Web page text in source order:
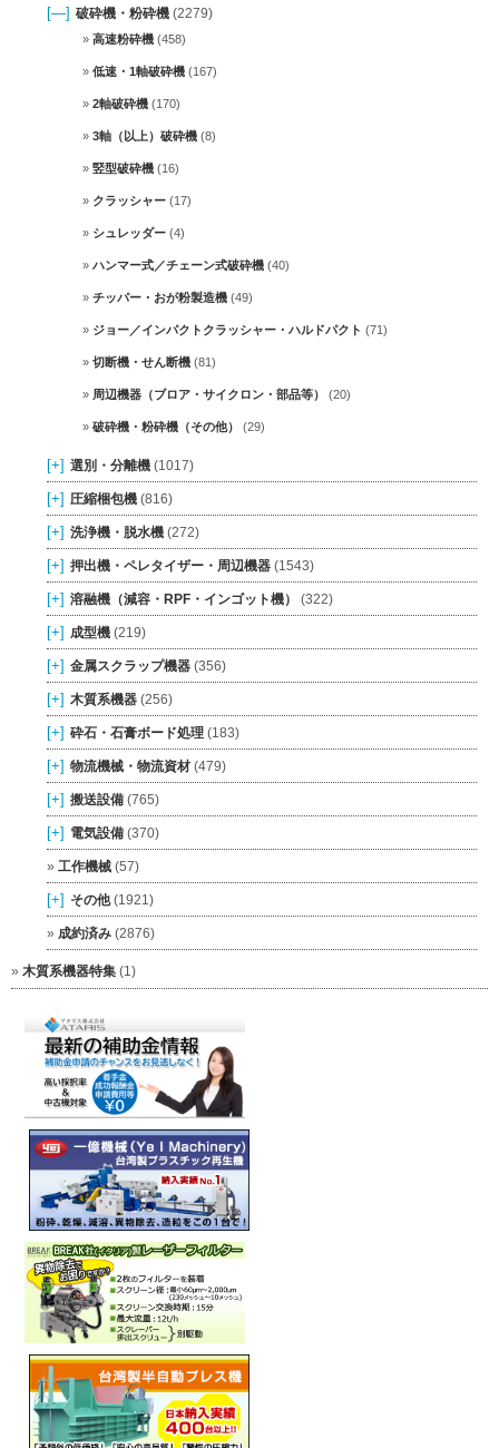
[—] 破砕機・粉砕機 (2279)
高速粉砕機 (458)
低速・1軸破砕機 (167)
2軸破砕機 (170)
3軸（以上）破砕機 (8)
竪型破砕機 (16)
クラッシャー (17)
シュレッダー (4)
ハンマー式／チェーン式破砕機 (40)
チッパー・おが粉製造機 (49)
ジョー／インパクトクラッシャー・ハルドパクト (71)
切断機・せん断機 (81)
周辺機器（ブロア・サイクロン・部品等） (20)
破砕機・粉砕機（その他） (29)
[+] 選別・分離機 (1017)
[+] 圧縮梱包機 (816)
[+] 洗浄機・脱水機 (272)
[+] 押出機・ペレタイザー・周辺機器 (1543)
[+] 溶融機（減容・RPF・インゴット機） (322)
[+] 成型機 (219)
[+] 金属スクラップ機器 (356)
[+] 木質系機器 (256)
[+] 砕石・石膏ボード処理 (183)
[+] 物流機械・物流資材 (479)
[+] 搬送設備 (765)
[+] 電気設備 (370)
工作機械 (57)
[+] その他(1921)
成約済み (2876)
木質系機器特集 (1)